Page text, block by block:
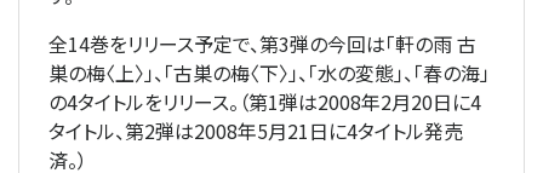
全14巻をリリース予定で、第3弾の今回は「軒の雨 古
巣の梅〈上〉」、「古巣の梅〈下〉」、｢水の変態｣、「春の海」
の4タイトルをリリース。（第1弾は2008年2月20日に4
タイトル、第2弾は2008年5月21日に4タイトル発売
済。）